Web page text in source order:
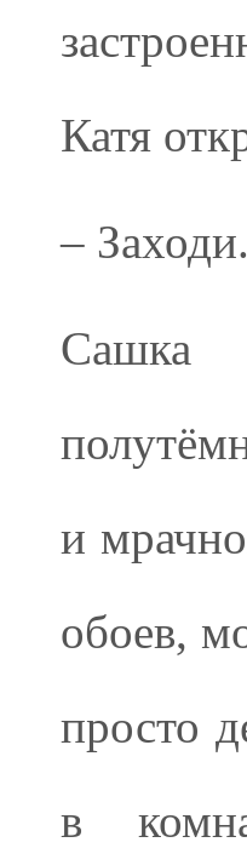
Катя
– Заходи.
Сашка
и
обоев,
просто
в